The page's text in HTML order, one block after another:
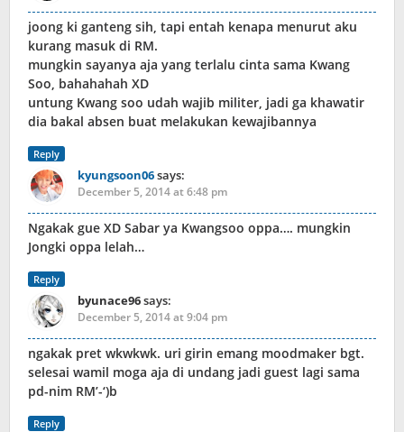
joong ki ganteng sih, tapi entah kenapa menurut aku
kurang masuk di RM.
mungkin sayanya aja yang terlalu cinta sama Kwang
Soo, bahahahah XD
untung Kwang soo udah wajib militer, jadi ga khawatir
dia bakal absen buat melakukan kewajibannya
Reply
kyungsoon06says:
December 5, 2014 at 6:48 pm
Ngakak gue XD Sabar ya Kwangsoo oppa…. mungkin
Jongki oppa lelah…
Reply
byunace96says:
December 5, 2014 at 9:04 pm
ngakak pret wkwkwk. uri girin emang moodmaker bgt.
selesai wamil moga aja di undang jadi guest lagi sama
pd-nim RM’-‘)b
Reply